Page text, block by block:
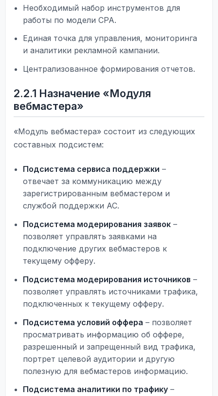
Необходимый набор инструментов для
работы по модели CPA.
Единая точка для управления, мониторинга
и аналитики рекламной кампании.
Централизованное формирования отчетов.
2.2.1 Назначение «Модуля
вебмастера»
«Модуль вебмастера» состоит из следующих
составных подсистем:
Подсистема сервиса поддержки –
отвечает за коммуникацию между
зарегистрированным вебмастером и
службой поддержки АС.
Подсистема модерирования заявок –
позволяет управлять заявками на
подключение других вебмастеров к
текущему офферу.
Подсистема модерирования источников –
позволяет управлять источниками трафика,
подключенных к текущему офферу.
Подсистема условий оффера – позволяет
просматривать информацию об оффере,
разрешенный и запрещенный вид трафика,
портрет целевой аудитории и другую
полезную для вебмастеров информацию.
Подсистема аналитики по трафику –